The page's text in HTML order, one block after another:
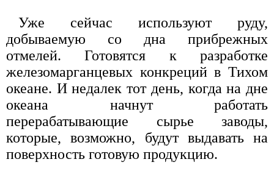
Уже сейчас используют руду,
добываемую со дна прибрежных
отмелей. Готовятся к разработке
железомарганцевых конкреций в Тихом
океане. И недалек тот день, когда на дне
океана начнут работать
перерабатывающие сырье заводы,
которые, возможно, будут выдавать на
поверхность готовую продукцию.